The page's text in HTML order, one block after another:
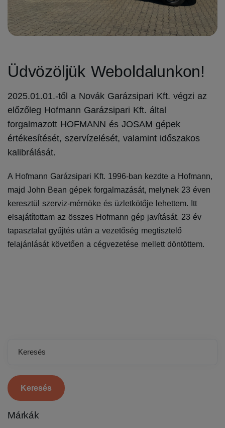
Üdvözöljük Weboldalunkon!
2025.01.01.-től a Novák Garázsipari Kft. végzi az
előzőleg Hofmann Garázsipari Kft. által
forgalmazott HOFMANN és JOSAM gépek
értékesítését, szervízelését, valamint időszakos
kalibrálását.
A Hofmann Garázsipari Kft. 1996-ban kezdte a Hofmann,
majd John Bean gépek forgalmazását, melynek 23 éven
keresztül szerviz-mérnöke és üzletkötője lehettem. Itt
elsajátítottam az összes Hofmann gép javítását. 23 év
tapasztalat gyűjtés után a vezetőség megtisztelő
felajánlását követően a cégvezetése mellett döntöttem.
Keresés
Márkák